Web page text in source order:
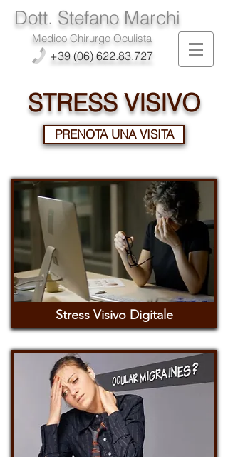
Dott. Stefano Marchi
Medico Chirurgo Oculista
+39 (06) 622.83.727
STRESS VISIVO
PRENOTA UNA VISITA
Stress Visivo Digitale